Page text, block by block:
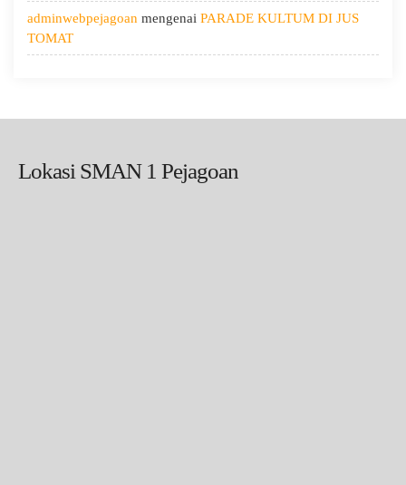
adminwebpejagoan mengenai PARADE KULTUM DI JUS
TOMAT
Lokasi SMAN 1 Pejagoan